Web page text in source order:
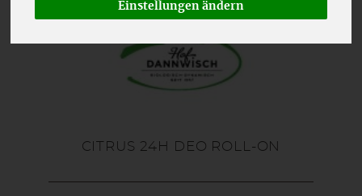
Einstellungen ändern
CITRUS 24H DEO ROLL-ON